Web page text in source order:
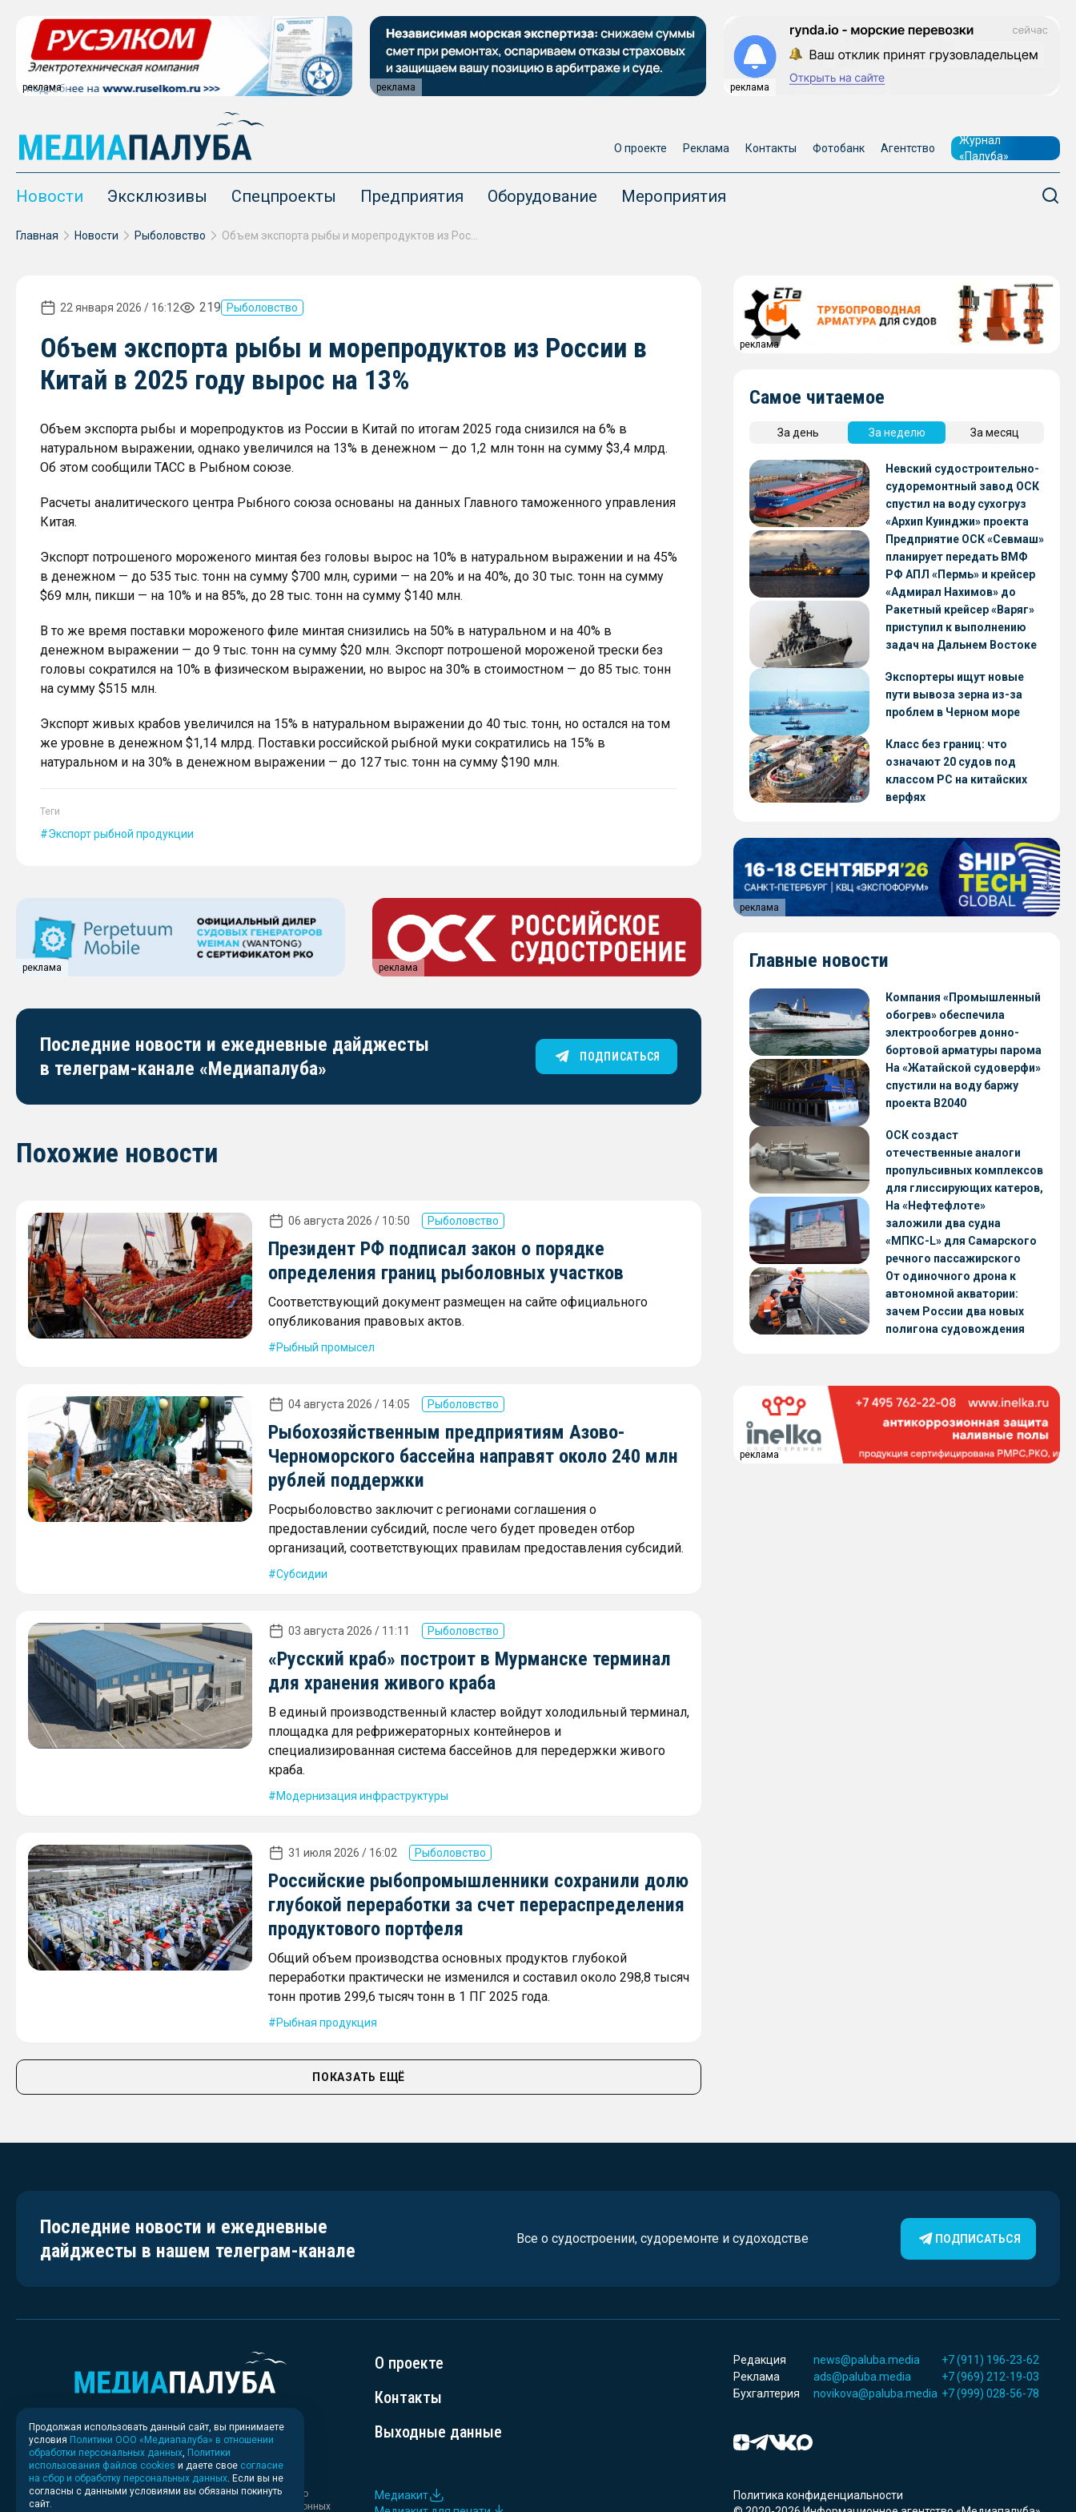
реклама реклама реклама
О проекте Реклама Контакты Фотобанк Агентство
Журнал
«Палуба»
Новости Эксклюзивы Спецпроекты Предприятия Оборудование Мероприятия
Главная Новости Рыболовство
22 января 2026 / 16:12 219 Рыболовство
Объем экспорта рыбы и морепродуктов из России в
Китай в 2025 году вырос на 13%
Объем экспорта рыбы и морепродуктов из России в Китай по итогам 2025 года снизился на 6% в
натуральном выражении, однако увеличился на 13% в денежном — до 1,2 млн тонн на сумму $3,4 млрд.
Об этом сообщили ТАСС в Рыбном союзе.
Расчеты аналитического центра Рыбного союза основаны на данных Главного таможенного управления
Китая.
Экспорт потрошеного мороженого минтая без головы вырос на 10% в натуральном выражении и на 45%
в денежном — до 535 тыс. тонн на сумму $700 млн, сурими — на 20% и на 40%, до 30 тыс. тонн на сумму
$69 млн, пикши — на 10% и на 85%, до 28 тыс. тонн на сумму $140 млн.
В то же время поставки мороженого филе минтая снизились на 50% в натуральном и на 40% в
денежном выражении — до 9 тыс. тонн на сумму $20 млн. Экспорт потрошеной мороженой трески без
головы сократился на 10% в физическом выражении, но вырос на 30% в стоимостном — до 85 тыс. тонн
на сумму $515 млн.
Экспорт живых крабов увеличился на 15% в натуральном выражении до 40 тыс. тонн, но остался на том
же уровне в денежном $1,14 млрд. Поставки российской рыбной муки сократились на 15% в
натуральном и на 30% в денежном выражении — до 127 тыс. тонн на сумму $190 млн.
Теги
Экспорт рыбной продукции
реклама реклама
Последние новости и ежедневные дайджесты
в телеграм-канале «Медиапалуба»
ПОДПИСАТЬСЯ
Похожие новости
06 августа 2026 / 10:50 Рыболовство
Президент РФ подписал закон о порядке
определения границ рыболовных участков
Соответствующий документ размещен на сайте официального
опубликования правовых актов.
Рыбный промысел
04 августа 2026 / 14:05 Рыболовство
Рыбохозяйственным предприятиям Азово-
Черноморского бассейна направят около 240 млн
рублей поддержки
Росрыболовство заключит с регионами соглашения о
предоставлении субсидий, после чего будет проведен отбор
организаций, соответствующих правилам предоставления субсидий.
Субсидии
03 августа 2026 / 11:11 Рыболовство
«Русский краб» построит в Мурманске терминал
для хранения живого краба
В единый производственный кластер войдут холодильный терминал,
площадка для рефрижераторных контейнеров и
специализированная система бассейнов для передержки живого
краба.
Модернизация инфраструктуры
31 июля 2026 / 16:02 Рыболовство
Российские рыбопромышленники сохранили долю
глубокой переработки за счет перераспределения
продуктового портфеля
Общий объем производства основных продуктов глубокой
переработки практически не изменился и составил около 298,8 тысяч
тонн против 299,6 тысяч тонн в 1 ПГ 2025 года.
Рыбная продукция
ПОКАЗАТЬ ЕЩЁ
реклама
Самое читаемое
За день За неделю За месяц
Невский судостроительно-
судоремонтный завод ОСК
спустил на воду сухогруз
«Архип Куинджи» проекта
RSD59
Предприятие ОСК «Севмаш»
планирует передать ВМФ
РФ АПЛ «Пермь» и крейсер
«Адмирал Нахимов» до
конца 2026 года
Ракетный крейсер «Варяг»
приступил к выполнению
задач на Дальнем Востоке
Экспортеры ищут новые
пути вывоза зерна из-за
проблем в Черном море
Класс без границ: что
означают 20 судов под
классом РС на китайских
верфях
реклама
Главные новости
Компания «Промышленный
обогрев» обеспечила
электрообогрев донно-
бортовой арматуры парома
«Петропавловск» проекта
CNF22
На «Жатайской судоверфи»
спустили на воду баржу
проекта В2040
ОСК создаст
отечественные аналоги
пропульсивных комплексов
для глиссирующих катеров,
скоростных судов и судов с
малой осадкой
На «Нефтефлоте»
заложили два судна
«МПКС-L» для Самарского
речного пассажирского
предприятия
От одиночного дрона к
автономной акватории:
зачем России два новых
полигона судовождения
реклама
Последние новости и ежедневные
дайджесты в нашем телеграм-канале
Все о судостроении, судоремонте и судоходстве ПОДПИСАТЬСЯ
О проекте
Контакты
Выходные данные
Редакция news@paluba.media
+7 (911) 196-23-62
Реклама
ads@paluba.media
+7 (969) 212-19-03
Бухгалтерия
novikova@paluba.media +7 (999) 028-56-78
Свидетельство о регистрации СМИ ИА № ФС 77 - 83037 выдано
Федеральной службой по надзору в сфере связи, информационных
Медиакит
Политика конфиденциальности
Продолжая использовать данный сайт, вы принимаете
условия Политики ООО «Медиапалуба» в отношении
обработки персональных данных Политики
использования файлов cookies и даете свое согласие
на сбор и обработку персональных данных . Если вы не
согласны с данными условиями вы обязаны покинуть
сайт.